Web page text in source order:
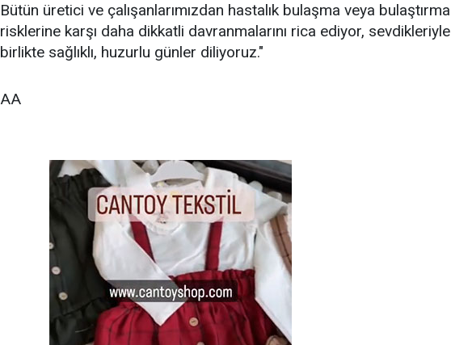
Bütün üretici ve çalışanlarımızdan hastalık bulaşma veya bulaştırma
risklerine karşı daha dikkatli davranmalarını rica ediyor, sevdikleriyle
birlikte sağlıklı, huzurlu günler diliyoruz."
AA